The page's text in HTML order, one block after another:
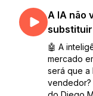
A IA não
substituir
🤖 A
mercado
será que a
vendedor?